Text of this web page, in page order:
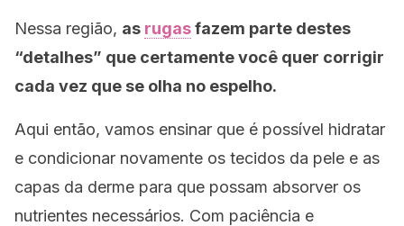
Nessa região, as rugasfazem parte destes
“detalhes” que certamente você quer corrigir
cada vez que se olha no espelho.
Aqui então, vamos ensinar que é possível hidratar
e condicionar novamente os tecidos da pele e as
capas da derme para que possam absorver os
nutrientes necessários. Com paciência e